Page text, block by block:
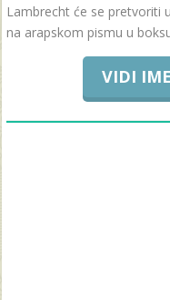
Lambrecht će se pretvoriti
na arapskom pismu u
VIDI